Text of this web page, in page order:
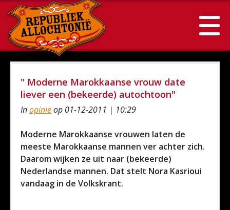
" Moderne Marokkaanse vrouw date
liever een (bekeerde) autochtoon"
Inopinieop 01-12-2011 | 10:29
Moderne Marokkaanse vrouwen laten de
meeste Marokkaanse mannen ver achter zich.
Daarom wijken ze uit naar (bekeerde)
Nederlandse mannen. Dat stelt Nora Kasrioui
vandaag in de Volkskrant.